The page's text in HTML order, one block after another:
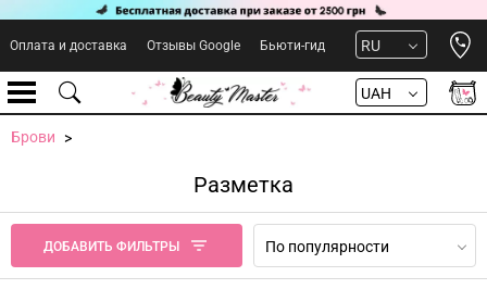
Оплата и доставка Отзывы Google Бьюти-гид RU
UAH
Брови
Разметка
ДОБАВИТЬ ФИЛЬТРЫ По популярности